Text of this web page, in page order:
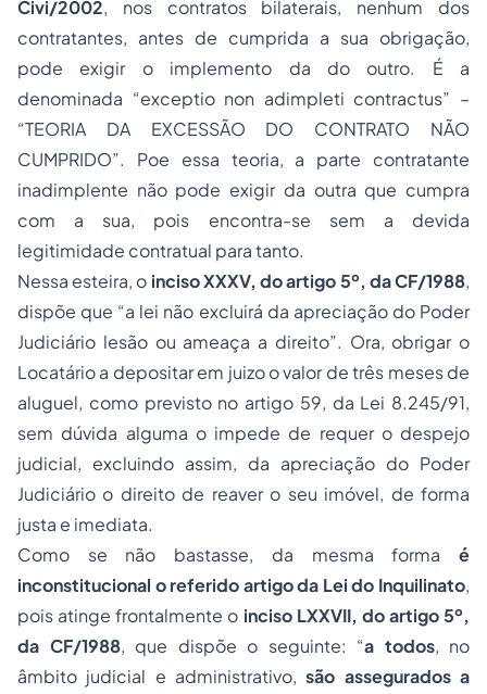
Civi/2002, nos contratos bilaterais, nenhum dos
contratantes, antes de cumprida a sua obrigação,
pode exigir o implemento da do outro. É a
denominada “exceptio non adimpleti contractus” –
“TEORIA DA EXCESSÃO DO CONTRATO NÃO
CUMPRIDO”. Poe essa teoria, a parte contratante
inadimplente não pode exigir da outra que cumpra
com a sua, pois encontra-se sem a devida
legitimidade contratual para tanto.
Nessa esteira, o inciso XXXV, do artigo 5º, da CF/1988,
dispõe que “a lei não excluirá da apreciação do Poder
Judiciário lesão ou ameaça a direito”. Ora, obrigar o
Locatário a depositar em juizo o valor de três meses de
aluguel, como previsto no artigo 59, da Lei 8.245/91,
sem dúvida alguma o impede de requer o despejo
judicial, excluindo assim, da apreciação do Poder
Judiciário o direito de reaver o seu imóvel, de forma
justa e imediata.
Como se não bastasse, da mesma forma é
inconstitucional o referido artigo da Lei do Inquilinato,
pois atinge frontalmente o inciso LXXVII, do artigo 5º,
da CF/1988, que dispõe o seguinte: “a todos, no
âmbito judicial e administrativo,são assegurados a